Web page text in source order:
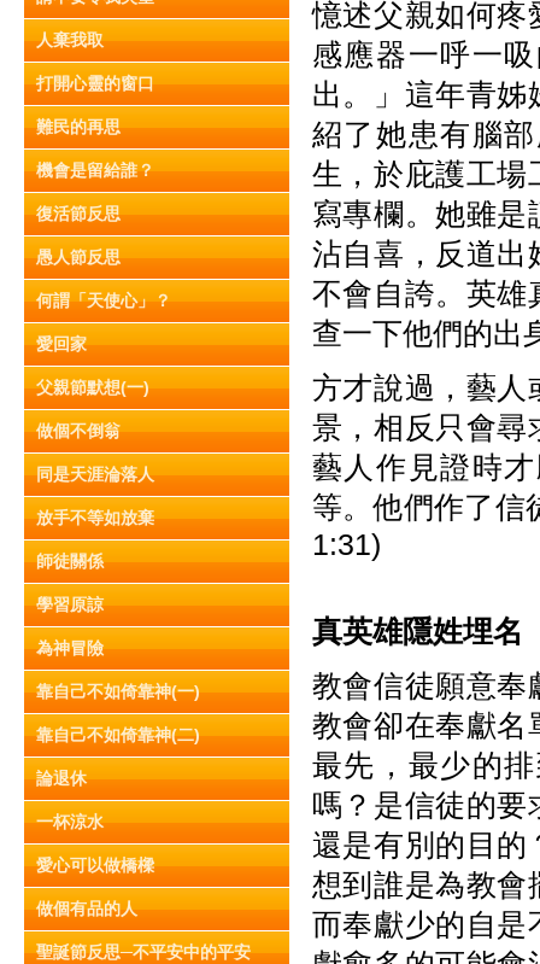
人棄我取
打開心靈的窗口
難民的再思
機會是留給誰？
復活節反思
愚人節反思
何謂「天使心」？
愛回家
父親節默想(一)
做個不倒翁
同是天涯淪落人
放手不等如放棄
師徒關係
學習原諒
為神冒險
靠自己不如倚靠神(一)
靠自己不如倚靠神(二)
論退休
一杯涼水
愛心可以做橋樑
做個有品的人
聖誕節反思─不平安中的平安
憶述父親如何疼
感應器一呼一
出。」這年青姊
紹了她患有腦
生，於庇護工場
寫專欄。她雖是
沾自喜，反道出
不會自誇。英雄
查一下他們的出
方才說過，藝人
景，相反只會尋
藝人作見證時
等。他們作了信
1:31)
真英雄隱姓埋名
教會信徒願意奉
教會卻在奉獻名
最先，最少的
嗎？是信徒的要
還是有別的目的
想到誰是為教會
而奉獻少的自是